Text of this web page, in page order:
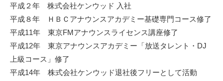
平成２年 株式会社ケンウッド 入社
平成８年 ＨＢＣアナウンスアカデミー基礎専門コース修了
平成11年 東京FMアナウンスライセンス講座修了
平成12年 東京アナウンスアカデミー「放送タレント・DJ
上級コース」修了
平成14年 株式会社ケンウッド退社後フリーとして活動